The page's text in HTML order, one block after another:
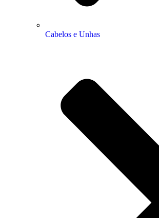
Cabelos e Unhas